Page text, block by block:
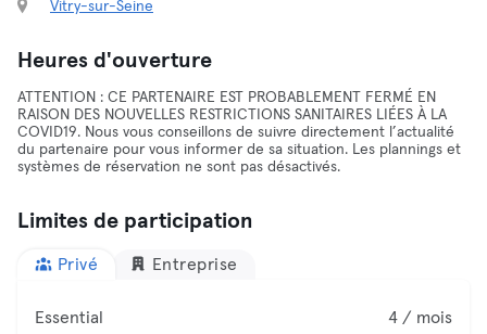
Vitry-sur-Seine
Heures d'ouverture
ATTENTION : CE PARTENAIRE EST PROBABLEMENT FERMÉ EN
RAISON DES NOUVELLES RESTRICTIONS SANITAIRES LIÉES À LA
COVID19. Nous vous conseillons de suivre directement l’actualité
du partenaire pour vous informer de sa situation. Les plannings et
systèmes de réservation ne sont pas désactivés.
Limites de participation
Privé Entreprise
Essential 4 / mois